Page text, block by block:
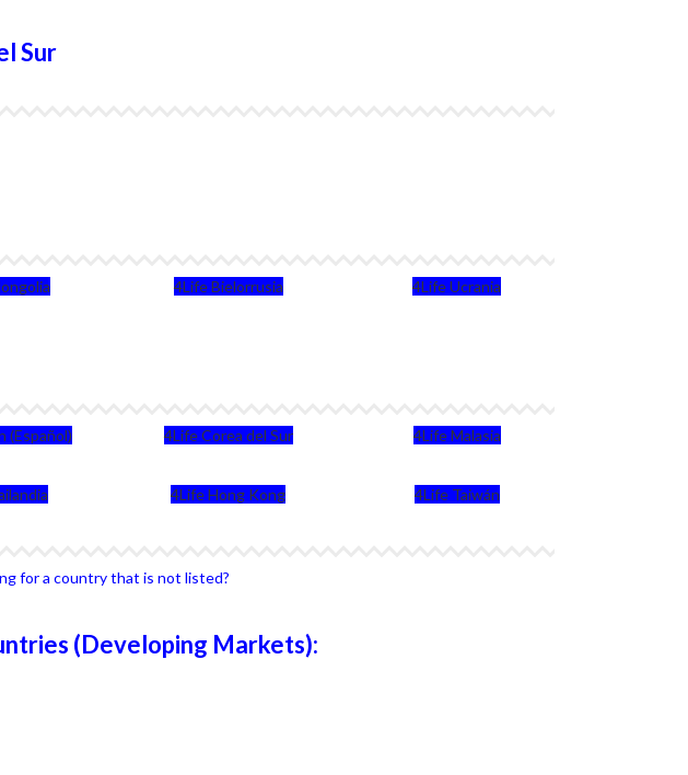
Sur
4Life Bielorrusia 4Life Ucrania
(Español) 4Life Corea del Sur 4Life Malasia
4Life Hong Kong 4Life Taiwán
for a country that is not listed?
(Developing Markets):